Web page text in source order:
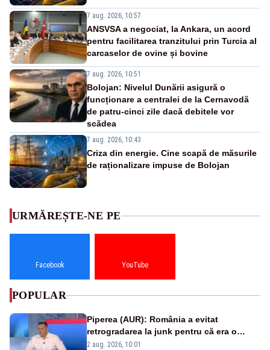
7 aug. 2026, 10:57
ANSVSA a negociat, la Ankara, un acord
pentru facilitarea tranzitului prin Turcia al
carcaselor de ovine și bovine
7 aug. 2026, 10:51
Bolojan: Nivelul Dunării asigură o
funcționare a centralei de la Cernavodă
de patru-cinci zile dacă debitele vor
scădea
7 aug. 2026, 10:43
Criza din energie. Cine scapă de măsurile
de raționalizare impuse de Bolojan
URMĂREȘTE-NE PE
Facebook YouTube
POPULAR
Piperea (AUR): România a evitat
retrogradarea la junk pentru că era o
catastrofă pentru bănci și fondurile de
2 aug. 2026, 10:01